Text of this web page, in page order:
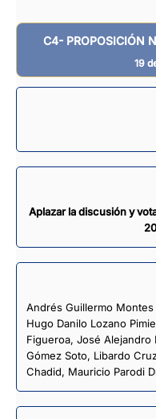
C4- PROPOSICIÓN
19
Aplazar la discusión y
Andrés Guillermo
Hugo Danilo Lozano
Figueroa, José Alejandro
Gómez Soto, Libardo
Chadid, Mauricio Parodi